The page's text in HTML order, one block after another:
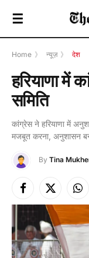
☰
Home 》 न्यूज़ 》 देश
हरियाणा में
समिति
कांग्रेस ने हरियाणा में
मजबूत करना, अनुशासन
By Tina
Facebook
X
(Twitter)